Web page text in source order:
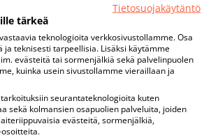
Tietosuojakäytäntö
tärkeä
teknologioita verkkosivustollamme. Osa
ja teknisesti tarpeellisia. Lisäksi käytämme
evästeitä tai sormenjälkiä sekä palvelinpuolen
kuinka usein sivustollamme vieraillaan ja
seurantateknologioita kuten
sekä kolmansien osapuolien palveluita, joiden
evästeitä, sormenjälkiä,